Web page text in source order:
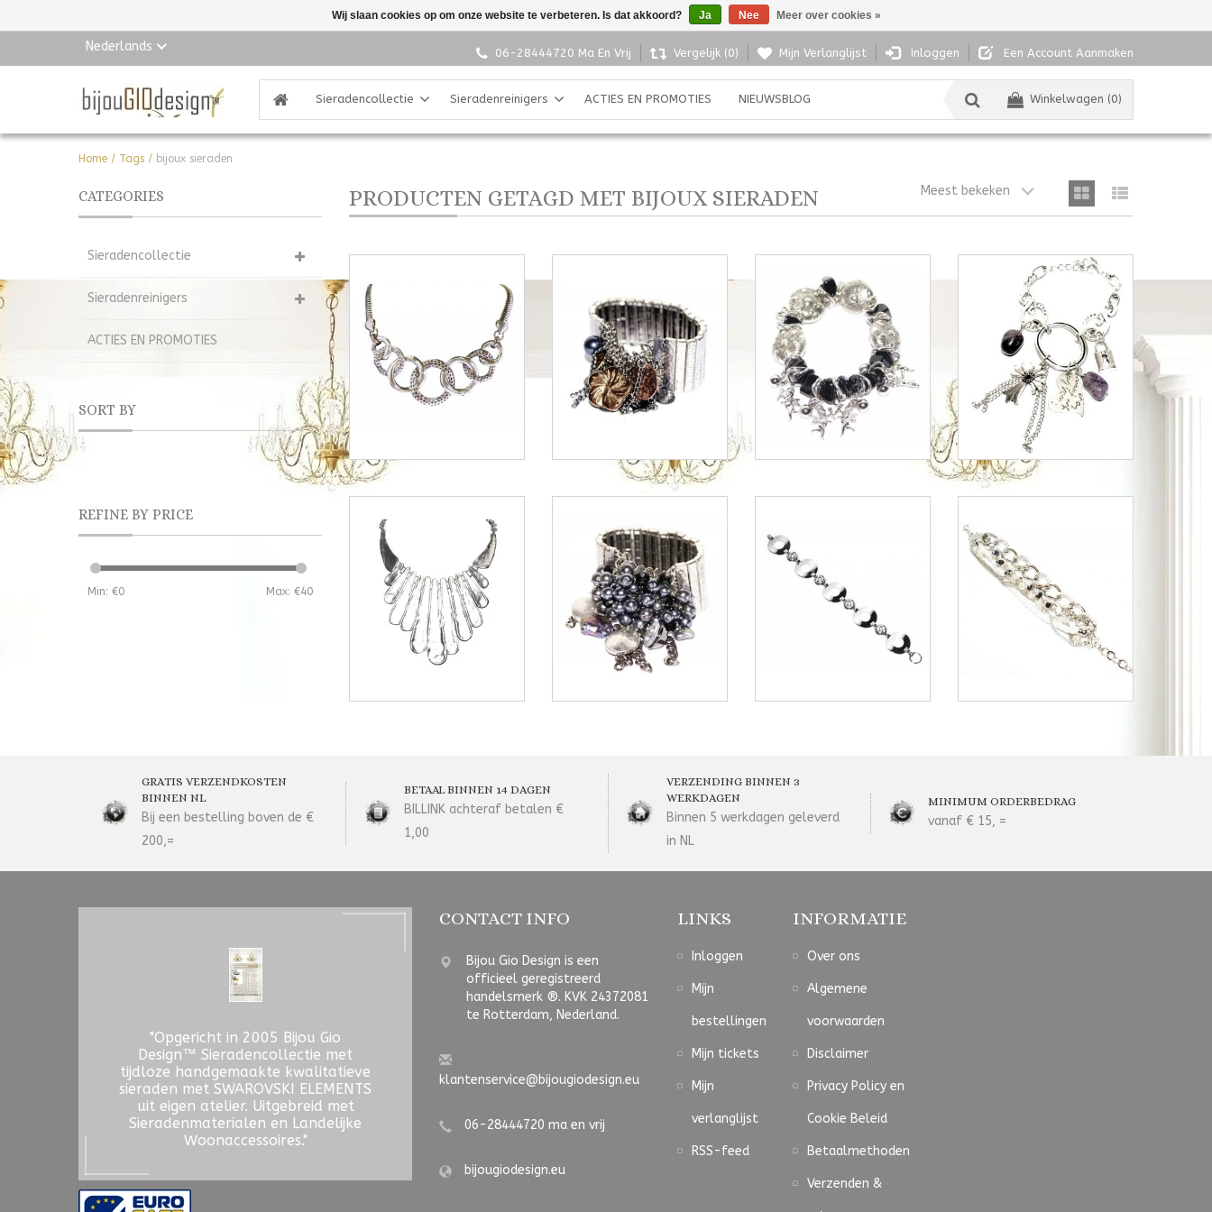
Nederlands 06-28444720 Ma En Vrij Vergelijk (0) Mijn Verlanglijst Inloggen Een Account Aanmaken
Winkelwagen (0)
Sieradencollectie Sieradenreinigers ACTIES EN PROMOTIES NIEUWSBLOG
Home / Tags / bijoux sieraden
CATEGORIES
Sieradencollectie
Sieradenreinigers
ACTIES EN PROMOTIES
SORT BY
REFINE BY PRICE
Min: €0 Max: €40
PRODUCTEN GETAGD MET BIJOUX SIERADEN Meest bekeken
GRATIS VERZENDKOSTEN
BINNEN NL
Bij een bestelling boven de €
200,=
BETAAL BINNEN 14 DAGEN
BILLINK achteraf betalen €
1,00
VERZENDING BINNEN 3
WERKDAGEN
Binnen 5 werkdagen geleverd
in NL
MINIMUM ORDERBEDRAG
vanaf € 15, =
"Opgericht in 2005 Bijou Gio
Design™ Sieradencollectie met
tijdloze handgemaakte kwalitatieve
sieraden met SWAROVSKI ELEMENTS
uit eigen atelier. Uitgebreid met
Sieradenmaterialen en Landelijke
Woonaccessoires."
CONTACT INFO
Bijou Gio Design is een
officieel geregistreerd
handelsmerk ®. KVK 24372081
te Rotterdam, Nederland.
klantenservice@bijougiodesign.eu
06-28444720 ma en vrij
bijougiodesign.eu
LINKS
Inloggen
Mijn
bestellingen
Mijn tickets
Mijn
verlanglijst
RSS-feed
INFORMATIE
Over ons
Algemene
voorwaarden
Disclaimer
Privacy Policy en
Cookie Beleid
Betaalmethoden
Verzenden &
Wij slaan cookies op om onze website te verbeteren. Is dat akkoord? Ja Nee Meer over cookies »